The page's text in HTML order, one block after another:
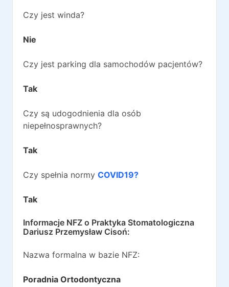
Czy jest winda?
Nie
Czy jest parking dla samochodów pacjentów?
Tak
Czy są udogodnienia dla osób
niepełnosprawnych?
Tak
Czy spełnia normy COVID19?
Tak
Informacje NFZ o Praktyka Stomatologiczna
Dariusz Przemysław Cisoń:
Nazwa formalna w bazie NFZ:
Poradnia Ortodontyczna